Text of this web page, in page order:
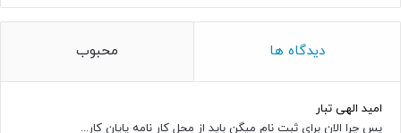
دیدگاه ها محبوب
امید الهی تبار
پس چرا الان برای ثبت نام میگن باید از محل کار نامه پایان کار...